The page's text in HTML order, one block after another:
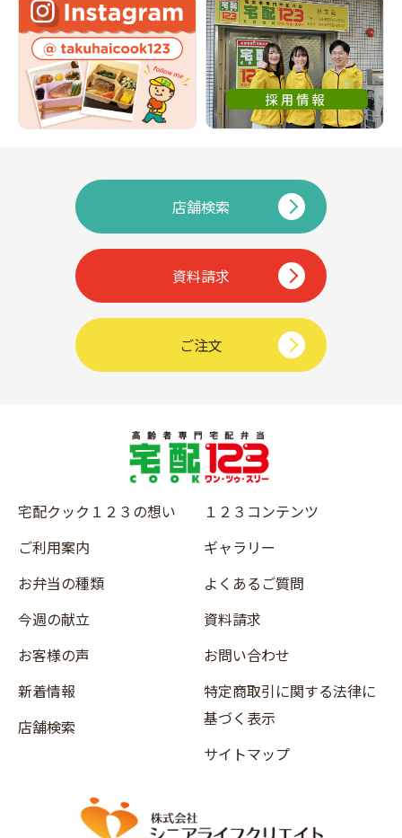
店舗検索
資料請求
ご注文
宅配クック１２３の想い
ご利用案内
お弁当の種類
今週の献立
お客様の声
新着情報
店舗検索
１２３コンテンツ
ギャラリー
よくあるご質問
資料請求
お問い合わせ
特定商取引に関する法律に
基づく表示
サイトマップ